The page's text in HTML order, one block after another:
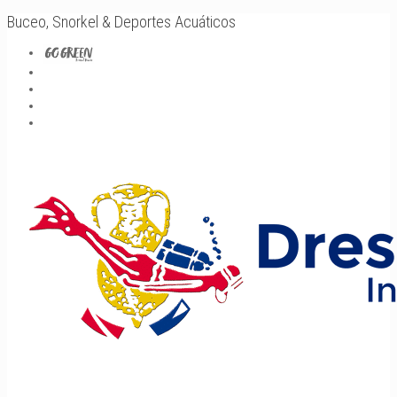
Buceo, Snorkel & Deportes Acuáticos